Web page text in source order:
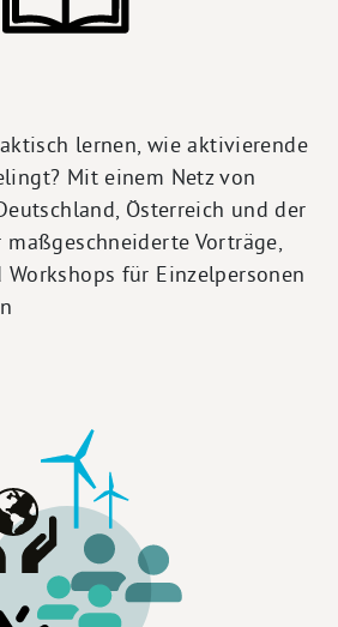
lernen, wie aktivierende
Mit einem Netz von
Österreich und der
Vorträge,
für Einzelpersonen